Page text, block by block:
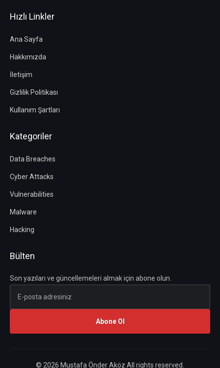
Hızlı Linkler
Ana Sayfa
Hakkımızda
İletişim
Gizlilik Politikası
Kullanım Şartları
Kategoriler
Data Breaches
Cyber Attacks
Vulnerabilities
Malware
Hacking
Bülten
Son yazıları ve güncellemeleri almak için abone olun.
Abone Ol
© 2026 Mustafa Önder Aköz All rights reserved.